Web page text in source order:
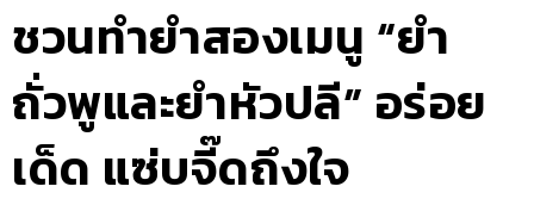
ชวนทำยำสองเมนู “ยำ
ถั่วพูและยำหัวปลี” อร่อย
เด็ด แซ่บจี๊ดถึงใจ